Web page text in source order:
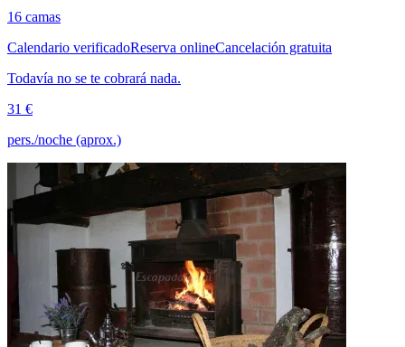
16 camas
Calendario verificadoReserva onlineCancelación gratuita
Todavía no se te cobrará nada.
31 €
pers./noche (aprox.)